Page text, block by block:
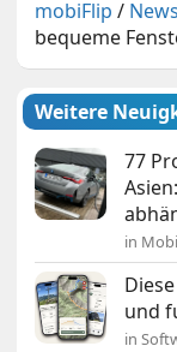
mobiFlip / News
bequeme
Weitere
77
in
und
in